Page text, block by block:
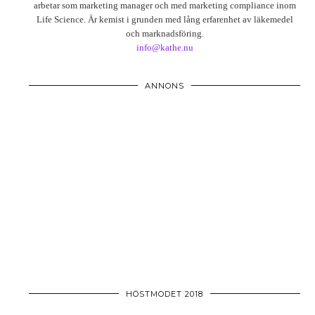
arbetar som marketing manager och med marketing compliance inom
Life Science. Är kemist i grunden med lång erfarenhet av läkemedel
och marknadsföring.
info@kathe.nu
ANNONS
HÖSTMODET 2018